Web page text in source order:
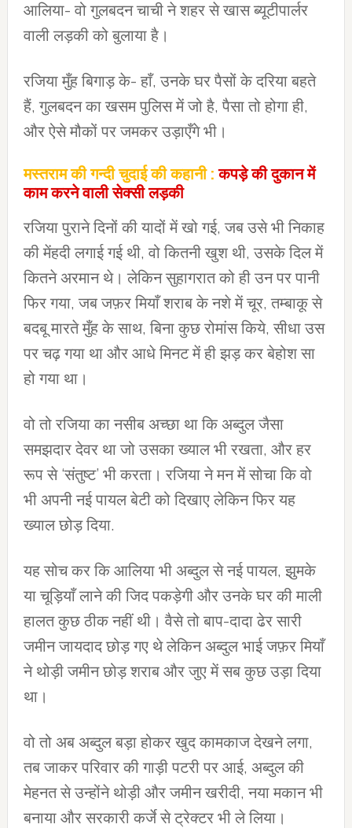
आलिया- वो गुलबदन चाची ने शहर से खास ब्यूटीपार्लर
वाली लड़की को बुलाया है।
रजिया मुँह बिगाड़ के- हाँ, उनके घर पैसों के दरिया बहते
हैं, गुलबदन का खसम पुलिस में जो है, पैसा तो होगा ही,
और ऐसे मौकों पर जमकर उड़ाएँगे भी।
मस्तराम की गन्दी चुदाई की कहानी : कपड़े की दुकान में
काम करने वाली सेक्सी लड़की
रजिया पुराने दिनों की यादों में खो गई, जब उसे भी निकाह
की मेंहदी लगाई गई थी, वो कितनी खुश थी, उसके दिल में
कितने अरमान थे। लेकिन सुहागरात को ही उन पर पानी
फिर गया, जब जफ़र मियाँ शराब के नशे में चूर, तम्बाकू से
बदबू मारते मुँह के साथ, बिना कुछ रोमांस किये, सीधा उस
पर चढ़ गया था और आधे मिनट में ही झड़ कर बेहोश सा
हो गया था।
वो तो रजिया का नसीब अच्छा था कि अब्दुल जैसा
समझदार देवर था जो उसका ख्याल भी रखता, और हर
रूप से ‘संतुष्ट’ भी करता। रजिया ने मन में सोचा कि वो
भी अपनी नई पायल बेटी को दिखाए लेकिन फिर यह
ख्याल छोड़ दिया.
यह सोच कर कि आलिया भी अब्दुल से नई पायल, झुमके
या चूड़ियाँ लाने की जिद पकड़ेगी और उनके घर की माली
हालत कुछ ठीक नहीं थी। वैसे तो बाप-दादा ढेर सारी
जमीन जायदाद छोड़ गए थे लेकिन अब्दुल भाई जफ़र मियाँ
ने थोड़ी जमीन छोड़ शराब और जुए में सब कुछ उड़ा दिया
था।
वो तो अब अब्दुल बड़ा होकर खुद कामकाज देखने लगा,
तब जाकर परिवार की गाड़ी पटरी पर आई, अब्दुल की
मेहनत से उन्होंने थोड़ी और जमीन खरीदी, नया मकान भी
बनाया और सरकारी कर्जे से ट्रेक्टर भी ले लिया।